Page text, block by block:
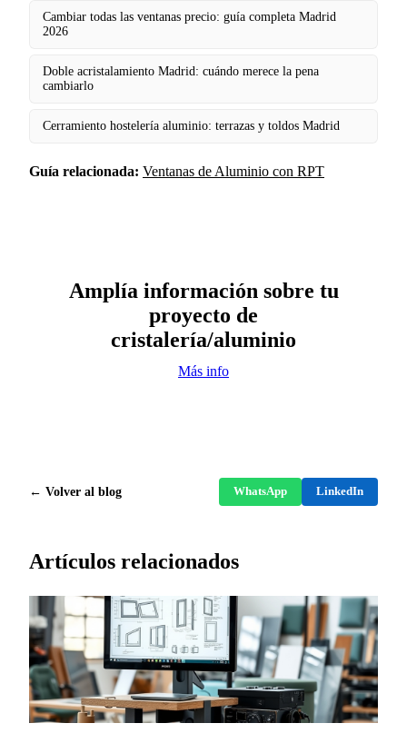
Cambiar todas las ventanas precio: guía completa Madrid
2026
Doble acristalamiento Madrid: cuándo merece la pena
cambiarlo
Cerramiento hostelería aluminio: terrazas y toldos Madrid
Guía relacionada: Ventanas de Aluminio con RPT
Amplía información sobre tu
proyecto de
cristalería/aluminio
Más info
← Volver al blog WhatsApp LinkedIn
Artículos relacionados